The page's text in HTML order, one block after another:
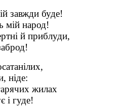
завжди буде!
мій народ!
й приблуди,
ніде:
жилах
і гуде!